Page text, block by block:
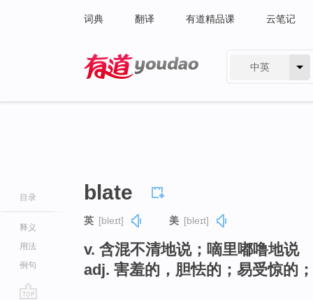
词典 翻译 有道精品课 云笔记
中英
目录
释义
用法
例句
blate
英 [bleɪt] 美 [bleɪt]
v. 含混不清地说；嘀里嘟噜地说
adj. 害羞的，胆怯的；易受惊的